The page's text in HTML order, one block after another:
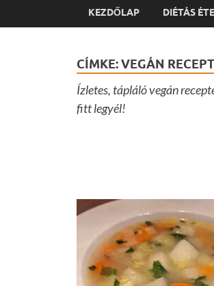
KEZDŐLAP DIÉTÁS
CÍMKE:VEGÁN
Ízletes, tápláló vegán
fitt legyél!